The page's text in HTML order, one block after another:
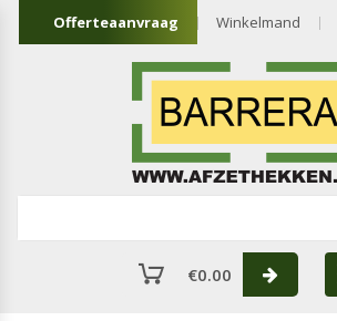
Offerteaanvraag Winkelmand
€0.00